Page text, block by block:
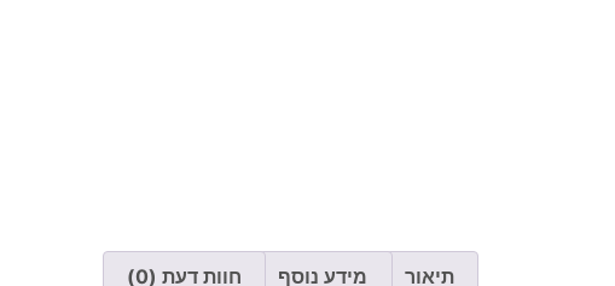
תיאור מידע נוסף חוות דעת (0)